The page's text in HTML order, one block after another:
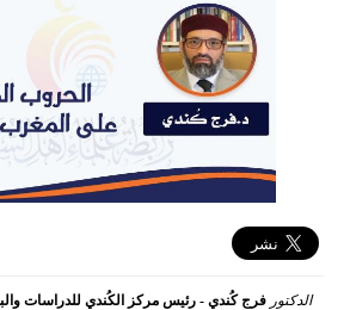
الدكتورفرج كُندي - رئيس مركز الكُندي للدراسات